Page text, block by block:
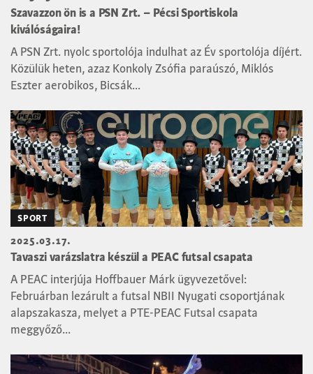
Szavazzon ön is a PSN Zrt. – Pécsi Sportiskola
kiválóságaira!
A PSN Zrt. nyolc sportolója indulhat az Év sportolója díjért.
Közülük heten, azaz Konkoly Zsófia paraúszó, Miklós
Eszter aerobikos, Bicsák...
SPORT
2025.03.17.
Tavaszi varázslatra készül a PEAC futsal csapata
A PEAC interjúja Hoffbauer Márk ügyvezetővel:
Februárban lezárult a futsal NBII Nyugati csoportjának
alapszakasza, melyet a PTE-PEAC Futsal csapata
meggyőző...